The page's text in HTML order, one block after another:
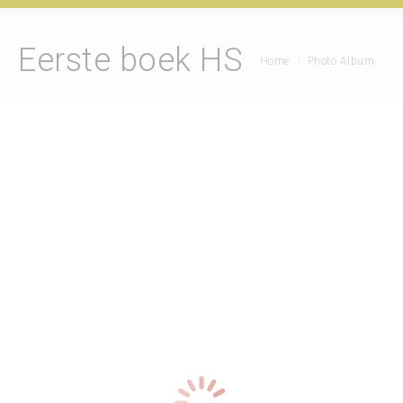
Eerste boek HS Je bent hier:
Home Photo Album